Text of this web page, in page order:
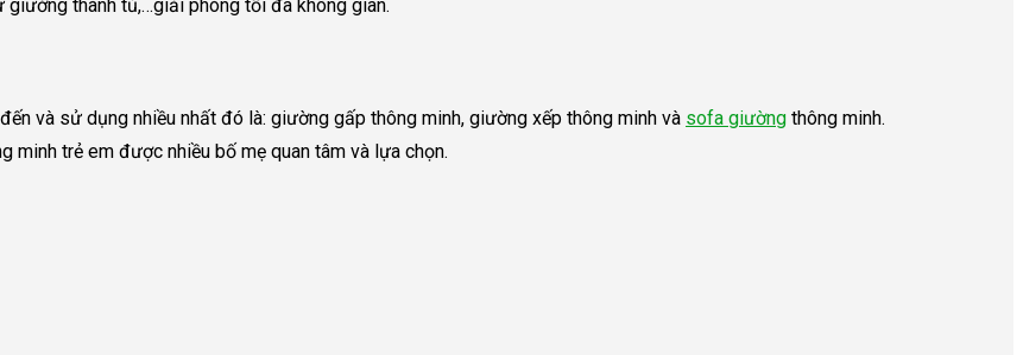
thành tủ,…giải phóng tối đa không gian.
và sử dụng nhiều nhất đó là: giường gấp thông minh, giường xếp thông minh và sofa giường thông minh.
minh trẻ em được nhiều bố mẹ quan tâm và lựa chọn.